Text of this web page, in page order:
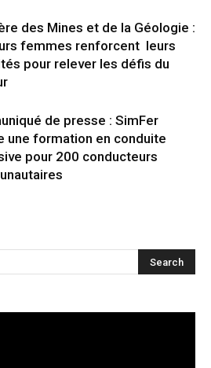
des Mines et de la Géologie :
femmes renforcent leurs
pour relever les défis du
de presse : SimFer
une formation en conduite
pour 200 conducteurs